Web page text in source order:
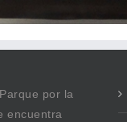
por la
encuentra